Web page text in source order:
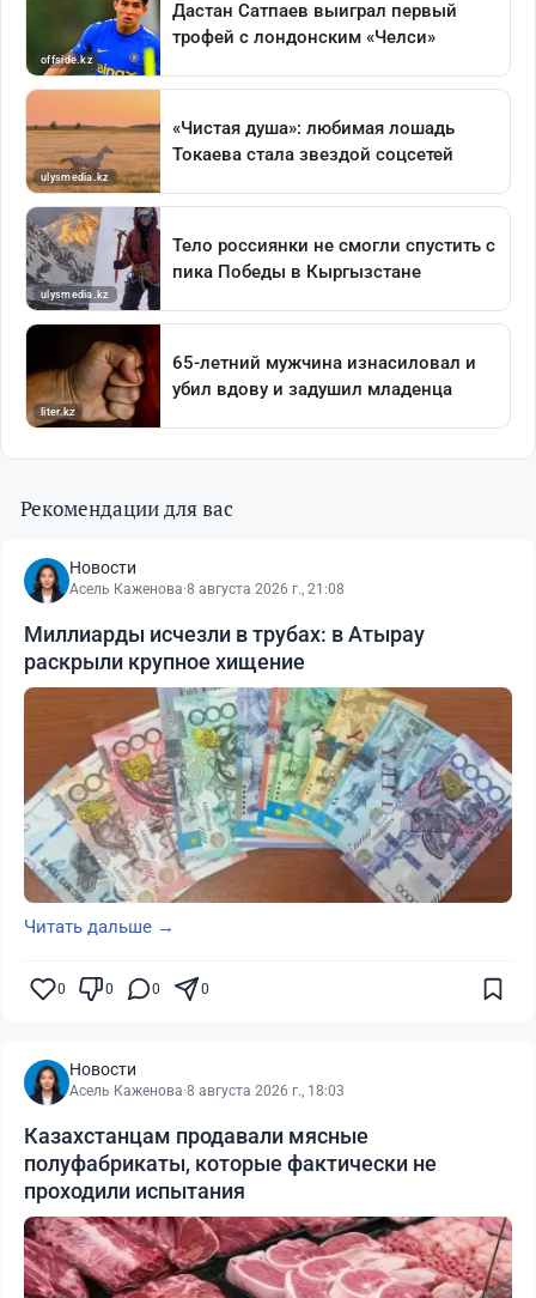
Рекомендации для вас
Новости
Асель Каженова·8 августа 2026 г., 21:08
Миллиарды исчезли в трубах: в Атырау
раскрыли крупное хищение
Читать дальше →
0 0 0 0
Новости
Асель Каженова·8 августа 2026 г., 18:03
Казахстанцам продавали мясные
полуфабрикаты, которые фактически не
проходили испытания